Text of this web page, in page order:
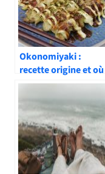
Okonomiyaki :
recette origine et où
en manger au Japon